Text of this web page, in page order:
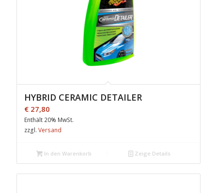
HYBRID CERAMIC DETAILER
€27,80
Enthält 20% MwSt.
zzgl. Versand
In den Warenkorb Zeige Details